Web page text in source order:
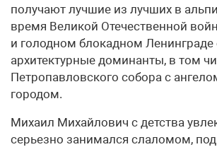
получают лучшие из лучших в
время Великой Отечественной
и голодном блокадном
архитектурные доминанты, в том
Петропавловского собора с
городом.
Михаил Михайлович с детства
серьезно занимался слаломом,